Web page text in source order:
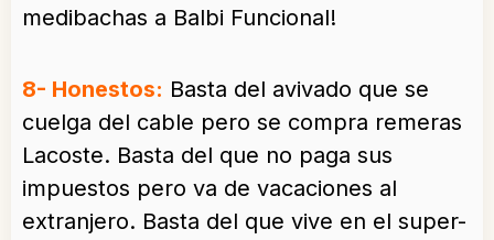
medibachas a Balbi Funcional!
8- Honestos: Basta del avivado que se
cuelga del cable pero se compra remeras
Lacoste. Basta del que no paga sus
impuestos pero va de vacaciones al
extranjero. Basta del que vive en el super-